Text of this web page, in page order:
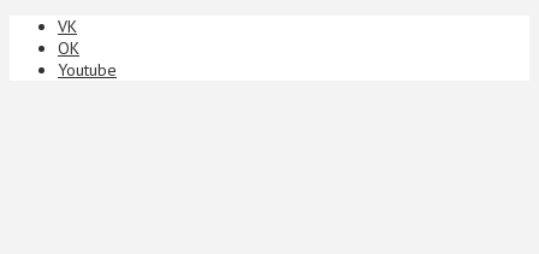
VK
ОК
Youtube